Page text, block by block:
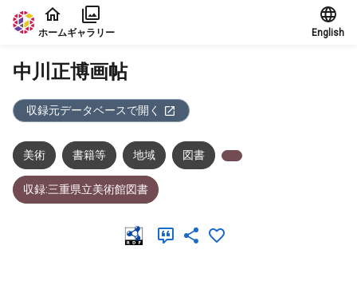
本文に飛ぶ
ホームギャラリー English
中川正博画帖
収録元データベースで開く
美術 書籍等 地域 図書
収録:三重県立美術館図書